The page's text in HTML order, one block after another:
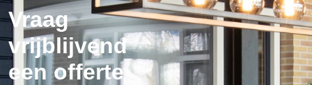
Vraag
vrijblijvend
een offerte